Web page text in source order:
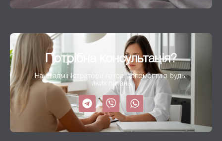
Потрібна консультація?
Наші адміністратори готові допомогти з будь-
яких питань